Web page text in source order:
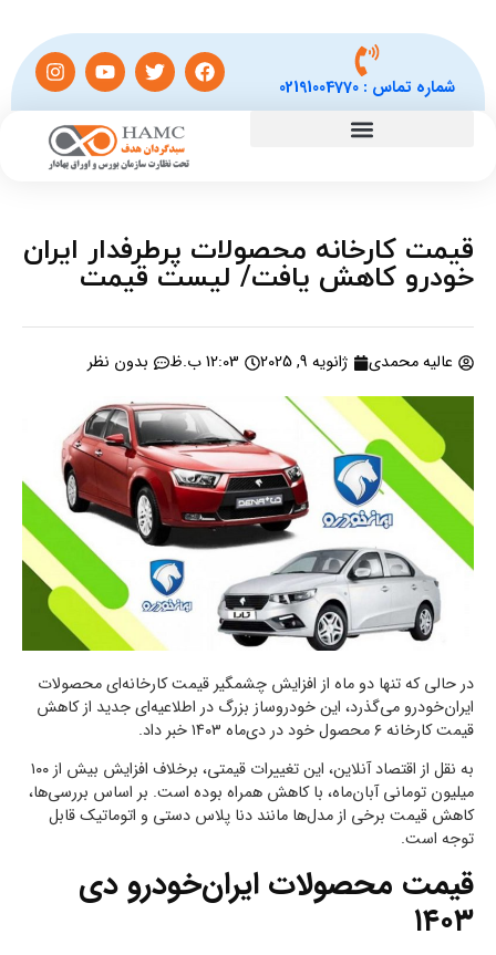
شماره تماس :02191004770
قیمت کارخانه محصولات پرطرفدار ایران
خودرو کاهش یافت/ لیست قیمت
عالیه محمدی ژانویه 9, 2025 12:03 ب.ظ بدون نظر
در حالی که تنها دو ماه از افزایش چشمگیر قیمت کارخانه‌ای محصولات
ایران‌خودرو می‌گذرد، این خودروساز بزرگ در اطلاعیه‌ای جدید از کاهش
قیمت کارخانه ۶ محصول خود در دی‌ماه ۱۴۰۳ خبر داد.
به نقل از اقتصاد آنلاین، این تغییرات قیمتی، برخلاف افزایش بیش از ۱۰۰
میلیون تومانی آبان‌ماه، با کاهش همراه بوده است. بر اساس بررسی‌ها،
کاهش قیمت برخی از مدل‌ها مانند دنا پلاس دستی و اتوماتیک قابل
توجه است.
قیمت محصولات ایران‌خودرو دی
۱۴۰۳